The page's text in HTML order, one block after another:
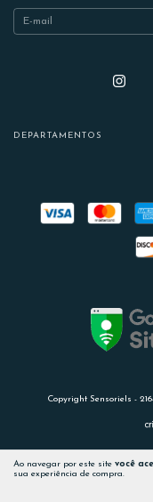
Ao navegar por este site você
sua experiência de compra.
DEPARTAMENTOS
Copyright Sensoriels -